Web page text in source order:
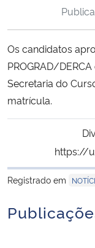
Ministério da Cidadania
Ministério da Ciência,
Ministério do Meio
Ministério do Turismo
Ministério do
Os candidatos
PROGRAD/
Secretaria do
matrícula.
https://
Registrado em